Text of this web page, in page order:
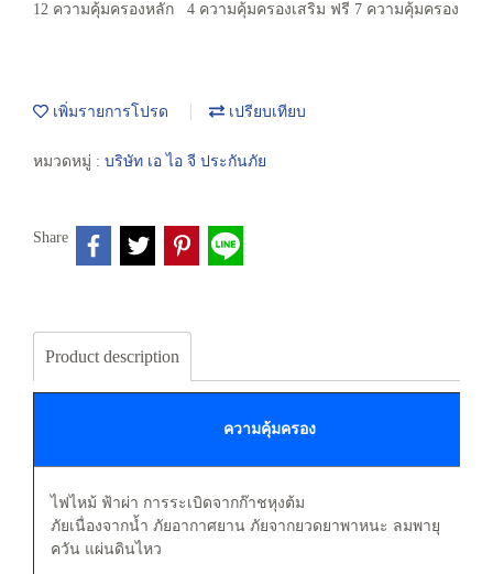
12 ความคุ้มครองหลัก 4 ความคุ้มครองเสริม ฟรี 7 ความคุ้มครอง
เพิ่มรายการโปรด เปรียบเทียบ
หมวดหมู่ : บริษัท เอ ไอ จี ประกันภัย
Share
Product description
ความคุ้มครอง
ไฟไหม้ ฟ้าผ่า การระเบิดจากก๊าชหุงต้ม
ภัยเนื่องจากน้ำ ภัยอากาศยาน ภัยจากยวดยาพาหนะ ลมพายุ
ควัน แผ่นดินไหว